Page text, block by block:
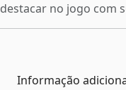
destacar no jogo com
Informação